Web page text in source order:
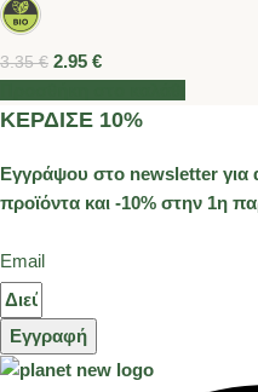
3.35€ 2.95 €
ΚΕΡΔΙΣΕ 10%
Εγγράψου στο newsletter για
προϊόντα και -10% στην 1η
Email
Εγγραφή